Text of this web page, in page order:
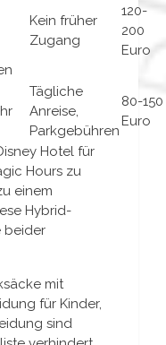
Kein früher
Zugang
120-
200
Euro
Tägliche
Anreise,
Parkgebühren
80-150
Euro
Hotel für
Hours zu
einem
Hybrid-
beider
mit
für Kinder,
sind